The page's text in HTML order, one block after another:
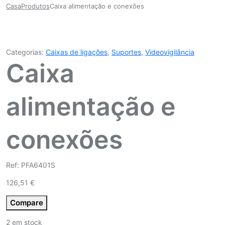
CasaProdutosCaixa alimentação e conexões
Categorias: Caixas de ligações, Suportes, Videovigilância
Caixa
alimentação e
conexões
Ref: PFA6401S
126,51 €
Compare
2 em stock